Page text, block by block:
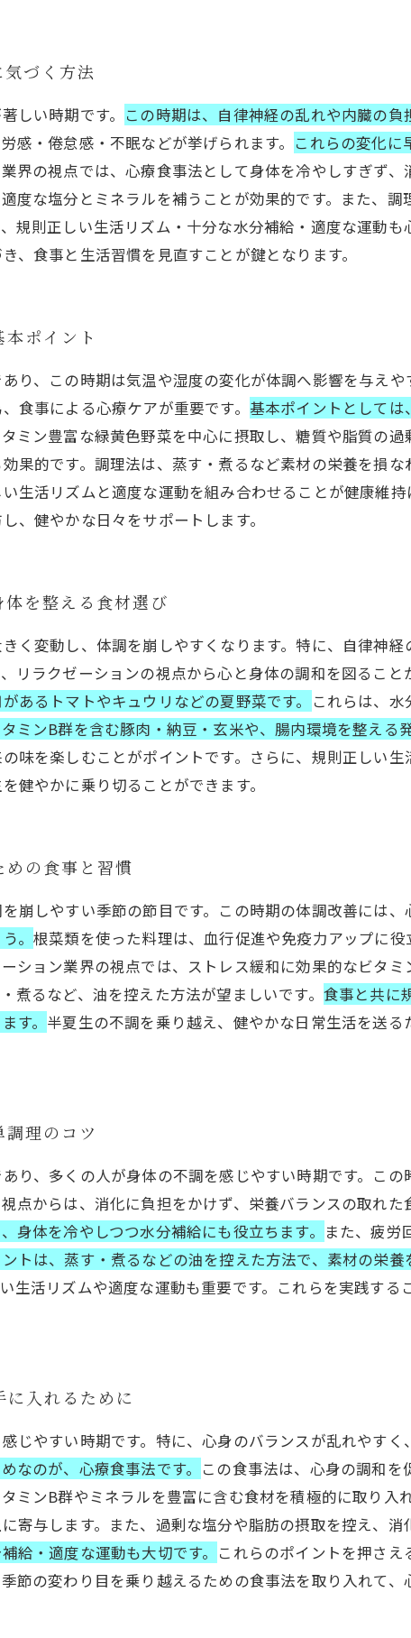
づく方法
しい時期です。 この時期は、自律神経の乱れや内臓の
感・倦怠感・不眠などが挙げられます。 これらの変化に
界の視点では、心療食事法として身体を冷やしすぎず
度な塩分とミネラルを補うことが効果的です。また、
規則正しい生活リズム・十分な水分補給・適度な運動
、食事と生活習慣を見直すことが鍵となります。
ポイント
り、この時期は気温や湿度の変化が体調へ影響を与え
食事による心療ケアが重要です。 基本ポイントとして
ミン豊富な緑黄色野菜を中心に摂取し、糖質や脂質の
果的です。調理法は、蒸す・煮るなど素材の栄養を損
生活リズムと適度な運動を組み合わせることが健康維持
、健やかな日々をサポートします。
を整える食材選び
く変動し、体調を崩しやすくなります。特に、自律神
ラクゼーションの視点から心と身体の調和を図ること
あるトマトやキュウリなどの夏野菜です。
これらは、
ミンB群を含む豚肉・納豆・玄米や、腸内環境を整える
味を楽しむことがポイントです。さらに、規則正しい
健やかに乗り切ることができます。
の食事と習慣
崩しやすい季節の節目です。この時期の体調改善には、
。根菜類を使った料理は、血行促進や免疫力アップに
ション業界の視点では、ストレス緩和に効果的なビタ
煮るなど、油を控えた方法が望ましいです。 食事と共に
す。 半夏生の不調を乗り越え、健やかな日常生活を送
理のコツ
り、多くの人が身体の不調を感じやすい時期です。こ
点からは、消化に負担をかけず、栄養バランスの取れ
体を冷やしつつ水分補給にも役立ちます。 また、疲労
トは、蒸す・煮るなどの油を控えた方法で、素材の栄
生活リズムや適度な運動も重要です。これらを実践する
入れるために
じやすい時期です。特に、心身のバランスが乱れやす
なのが、心療食事法です。 この食事法は、心身の調和
ミンB群やミネラルを豊富に含む食材を積極的に取り入
寄与します。また、過剰な塩分や脂肪の摂取を控え、
給・適度な運動も大切です。 これらのポイントを押さ
節の変わり目を乗り越えるための食事法を取り入れて